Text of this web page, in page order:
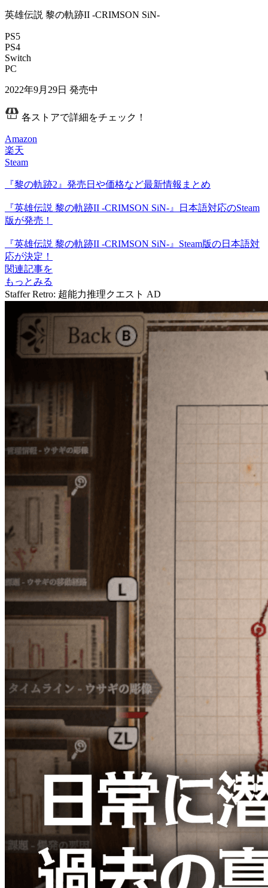
英雄伝説 黎の軌跡II -CRIMSON SiN-
PS5
PS4
Switch
PC
2022年9月29日 発売中
各ストアで詳細をチェック！
Amazon
楽天
Steam
『黎の軌跡2』発売日や価格など最新情報まとめ
『英雄伝説 黎の軌跡II -CRIMSON SiN-』日本語対応のSteam
版が発売！
『英雄伝説 黎の軌跡II -CRIMSON SiN-』Steam版の日本語対
応が決定！
関連記事を
もっとみる
Staffer Retro: 超能力推理クエスト AD